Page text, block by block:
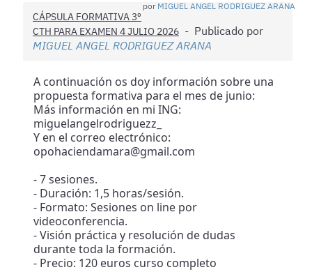
por MIGUEL ANGEL RODRIGUEZ ARANA
CÁPSULA FORMATIVA 3º
CTH PARA EXAMEN 4 JULIO 2026
Publicado por
MIGUEL ANGEL RODRIGUEZ ARANA
A continuación os doy información sobre una
propuesta formativa para el mes de junio:
Más información en mi ING:
miguelangelrodriguezz_
Y en el correo electrónico:
opohaciendamara@gmail.com
- 7 sesiones.
- Duración: 1,5 horas/sesión.
- Formato: Sesiones on line por
videoconferencia.
- Visión práctica y resolución de dudas
durante toda la formación.
- Precio: 120 euros curso completo